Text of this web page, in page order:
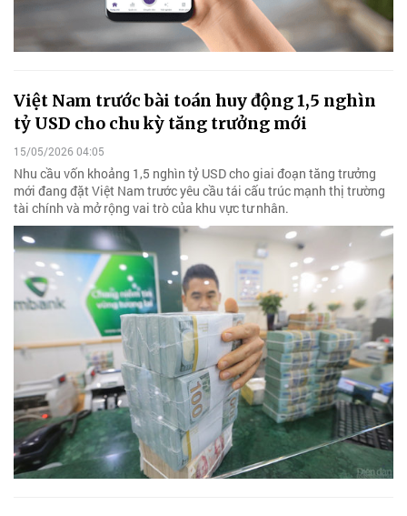
Việt Nam trước bài toán huy động 1,5 nghìn
tỷ USD cho chu kỳ tăng trưởng mới
15/05/2026 04:05
Nhu cầu vốn khoảng 1,5 nghìn tỷ USD cho giai đoạn tăng trưởng
mới đang đặt Việt Nam trước yêu cầu tái cấu trúc mạnh thị trường
tài chính và mở rộng vai trò của khu vực tư nhân.